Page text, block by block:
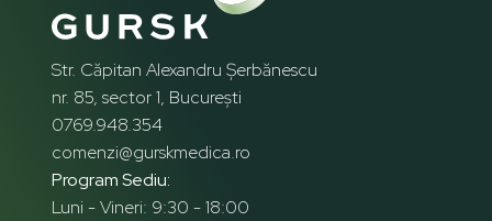
Str. Căpitan Alexandru Șerbănescu
nr. 85, sector 1, București
0769.948.354
comenzi@gurskmedica.ro
Program Sediu:
Luni - Vineri: 9:30 - 18:00